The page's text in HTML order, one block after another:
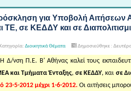
για Υποβολή
ΤΕ, σε ΚΕΔΔΥ και σε
Διοικητικά Θέματα Δημοσιεύθηκε :
Δ/νση Π.Ε. Β' Αθήνας καλεί τους
και Τμήματα Ένταξης, σε ΚΕΔΔΥ, και σε
23-5-2012 μέχρι 1-6-2012. Οι αιτήσεις